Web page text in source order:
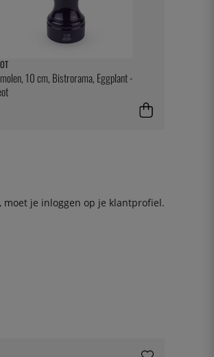
10 cm, Bistrorama, Eggplant -
moet je inloggen op je klantprofiel.